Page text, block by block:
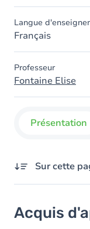
Langue
Français
Professeur
Fontaine Elise
Présentation
Sur cette
Objectifs
Acquis